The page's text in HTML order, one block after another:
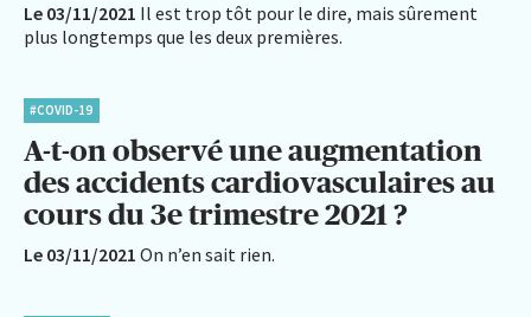
Le 03/11/2021 Il est trop tôt pour le dire, mais sûrement
plus longtemps que les deux premières.
#COVID-19
A-t-on observé une augmentation
des accidents cardiovasculaires au
cours du 3e trimestre 2021 ?
Le 03/11/2021 On n’en sait rien.